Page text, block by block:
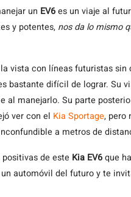
un EV6es un viaje al
y potentes, nos da lo mismo
vista con líneas futuristas sin
bastante difícil de lograr. Su
al manejarlo. Su parte
ver con el Kia Sportage, pero
a metros de
de este Kia EV6que
automóvil del futuro y te